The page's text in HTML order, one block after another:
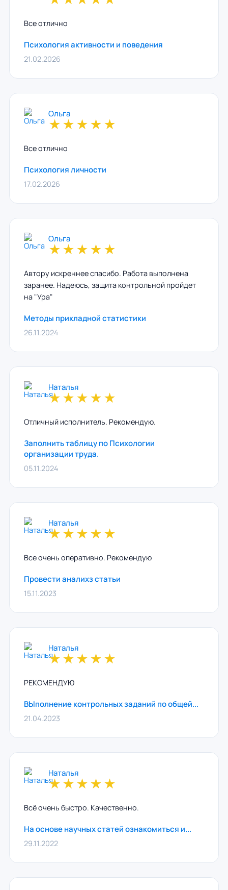
Все отлично
Психология активности и поведения
21.02.2026
Ольга
★★★★★
Все отлично
Психология личности
17.02.2026
Ольга
★★★★★
Автору искреннее спасибо. Работа выполнена
заранее. Надеюсь, защита контрольной пройдет
на "Ура"
Методы прикладной статистики
26.11.2024
Наталья
★★★★★
Отличный исполнитель. Рекомендую.
Заполнить таблицу по Психологии
организации труда.
05.11.2024
Наталья
★★★★★
Все очень оперативно. Рекомендую
Провести аналихз статьи
15.11.2023
Наталья
★★★★★
РЕКОМЕНДУЮ
ВЫполнение контрольных заданий по общей...
21.04.2023
Наталья
★★★★★
Всё очень быстро. Качественно.
На основе научных статей ознакомиться и...
29.11.2022